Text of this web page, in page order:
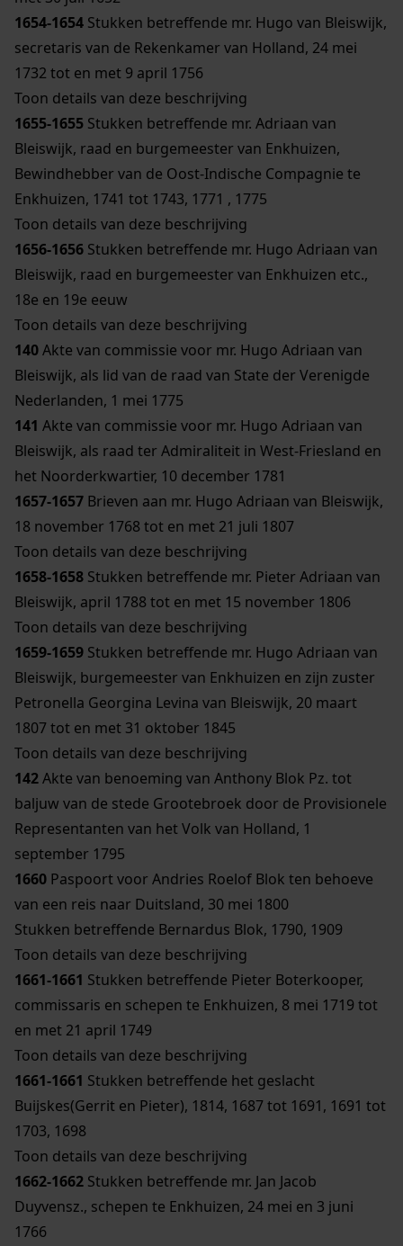
1654-1654 Stukken betreffende mr. Hugo van Bleiswijk,
secretaris van de Rekenkamer van Holland, 24 mei
1732 tot en met 9 april 1756
Toon details van deze beschrijving
1655-1655 Stukken betreffende mr. Adriaan van
Bleiswijk, raad en burgemeester van Enkhuizen,
Bewindhebber van de Oost-Indische Compagnie te
Enkhuizen, 1741 tot 1743, 1771 , 1775
Toon details van deze beschrijving
1656-1656 Stukken betreffende mr. Hugo Adriaan van
Bleiswijk, raad en burgemeester van Enkhuizen etc.,
18e en 19e eeuw
Toon details van deze beschrijving
140Akte van commissie voor mr. Hugo Adriaan van
Bleiswijk, als lid van de raad van State der Verenigde
Nederlanden, 1 mei 1775
141 Akte van commissie voor mr. Hugo Adriaan van
Bleiswijk, als raad ter Admiraliteit in West-Friesland en
het Noorderkwartier, 10 december 1781
1657-1657 Brieven aan mr. Hugo Adriaan van Bleiswijk,
18 november 1768 tot en met 21 juli 1807
Toon details van deze beschrijving
1658-1658 Stukken betreffende mr. Pieter Adriaan van
Bleiswijk, april 1788 tot en met 15 november 1806
Toon details van deze beschrijving
1659-1659 Stukken betreffende mr. Hugo Adriaan van
Bleiswijk, burgemeester van Enkhuizen en zijn zuster
Petronella Georgina Levina van Bleiswijk, 20 maart
1807 tot en met 31 oktober 1845
Toon details van deze beschrijving
142Akte van benoeming van Anthony Blok Pz. tot
baljuw van de stede Grootebroek door de Provisionele
Representanten van het Volk van Holland, 1
september 1795
1660 Paspoort voor Andries Roelof Blok ten behoeve
van een reis naar Duitsland, 30 mei 1800
Stukken betreffende Bernardus Blok, 1790, 1909
Toon details van deze beschrijving
1661-1661 Stukken betreffende Pieter Boterkooper,
commissaris en schepen te Enkhuizen, 8 mei 1719 tot
en met 21 april 1749
Toon details van deze beschrijving
1661-1661 Stukken betreffende het geslacht
Buijskes(Gerrit en Pieter), 1814, 1687 tot 1691, 1691 tot
1703, 1698
Toon details van deze beschrijving
1662-1662 Stukken betreffende mr. Jan Jacob
Duyvensz., schepen te Enkhuizen, 24 mei en 3 juni
1766